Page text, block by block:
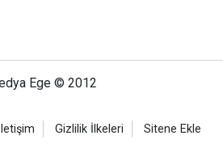
Ege © 2012
Gizlilik İlkeleri Sitene Ekle